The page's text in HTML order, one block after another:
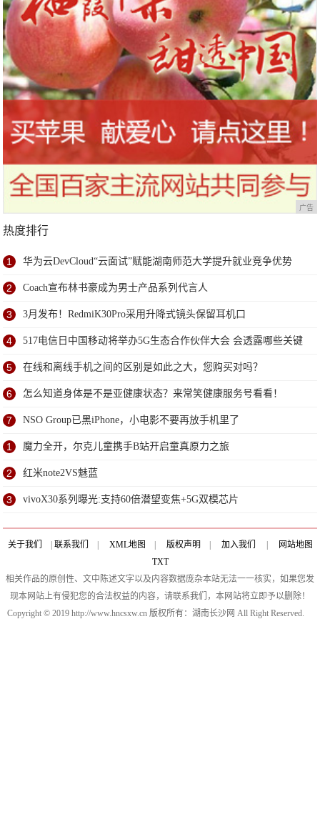
广告
热度排行
1 华为云DevCloud“云面试”赋能湖南师范大学提升就业竞争优势
2 Coach宣布林书豪成为男士产品系列代言人
3 3月发布！RedmiK30Pro采用升降式镜头保留耳机口
4 517电信日中国移动将举办5G生态合作伙伴大会 会透露哪些关键
信息？
5 在线和离线手机之间的区别是如此之大，您购买对吗？
6 怎么知道身体是不是亚健康状态？来常笑健康服务号看看！
7 NSO Group已黑iPhone，小电影不要再放手机里了
1 魔力全开，尔克儿童携手B站开启童真原力之旅
2 红米note2VS魅蓝
3 vivoX30系列曝光:支持60倍潜望变焦+5G双模芯片
关于我们 | 联系我们 | XML地图 | 版权声明 | 加入我们 |
网站地图
TXT
相关作品的原创性、文中陈述文字以及内容数据庞杂本站无法一一核实，如果您发
现本网站上有侵犯您的合法权益的内容，请联系我们，本网站将立即予以删除！
Copyright © 2019 http://www.hncsxw.cn 版权所有：湖南长沙网 All Right Reserved.